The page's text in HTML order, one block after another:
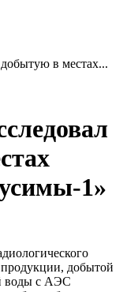
добытую в местах...
1»
добытой
воды с АЭС